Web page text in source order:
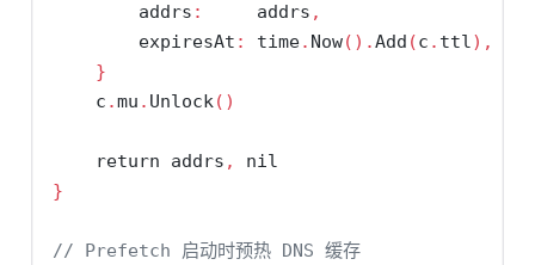
        addrs
:
     addrs
,
        expiresAt
: time. Now().Add (c . ttl),
}
    c
.mu . Unlock()
return addrs ,
nil
}
// Prefetch 启动时预热 DNS 缓存